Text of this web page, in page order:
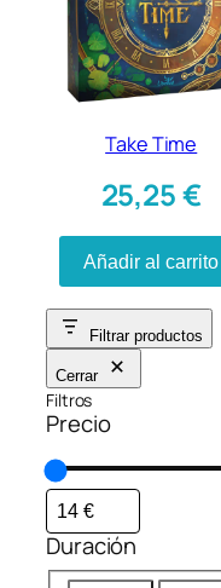
Take Time
25,25€
Añadir al carrito
Filtrar productos
Cerrar
Filtros
Precio
Duración